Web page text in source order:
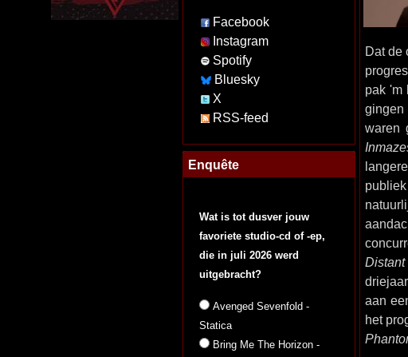
Facebook
Instagram
Spotify
Bluesky
X
RSS-feed
Enquête
Wat is tot dusver jouw
favoriete studio-cd of -ep,
die in juli 2026 werd
uitgebracht?
Avenged Sevenfold -
Statica
Bring Me The Horizon -
Dat de
pak 'm
gingen
waren
aan
het